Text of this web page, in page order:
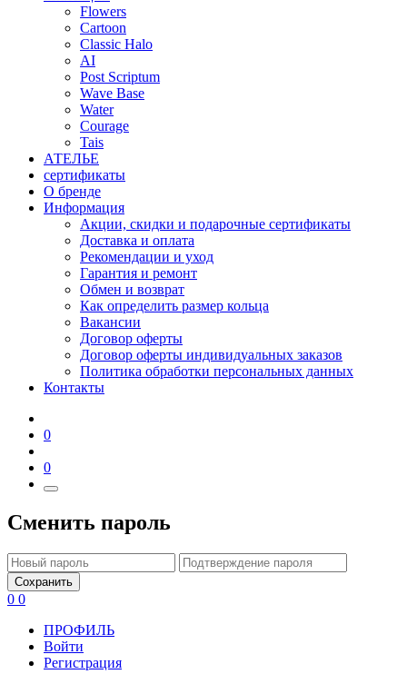
Flowers
Cartoon
Classic Halo
AI
Post Scriptum
Wave Base
Water
Courage
Tais
АТЕЛЬЕ
сертификаты
О бренде
Информация
Акции, скидки и подарочные сертификаты
Доставка и оплата
Рекомендации и уход
Гарантия и ремонт
Обмен и возврат
Как определить размер кольца
Вакансии
Договор оферты
Договор оферты индивидуальных заказов
Политика обработки персональных данных
Контакты
0
0
Сменить пароль
Сохранить
0 0
ПРОФИЛЬ
Войти
Регистрация